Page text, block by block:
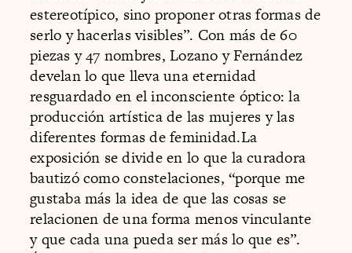
estereotípico, sino proponer otras formas de
serlo y hacerlas visibles”. Con más de 60
piezas y 47 nombres, Lozano y Fernández
develan lo que lleva una eternidad
resguardado en el inconsciente óptico: la
producción artística de las mujeres y las
diferentes formas de feminidad.La
exposición se divide en lo que la curadora
bautizó como constelaciones, “porque me
gustaba más la idea de que las cosas se
relacionen de una forma menos vinculante
y que cada una pueda ser más lo que es”.